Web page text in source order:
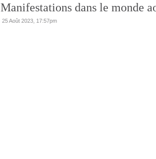
Manifestations dans le monde
25 Août 2023, 17:57pm